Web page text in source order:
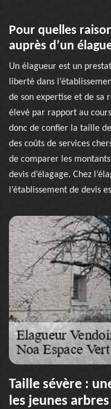
Pour quelles
auprès d’un
Un élagueur est un
liberté dans
de son expertise et de sa
élevé par rapport au
donc de confier la taille
des coûts de services
de comparer les
devis d’élagage. Chez
l’établissement de devis
Taille sévère :
les jeunes arbres